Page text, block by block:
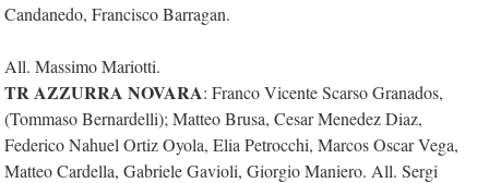
Candanedo, Francisco Barragan.
All. Massimo Mariotti.
TR AZZURRA NOVARA: Franco Vicente Scarso Granados,
(Tommaso Bernardelli); Matteo Brusa, Cesar Menedez Diaz,
Federico Nahuel Ortiz Oyola, Elia Petrocchi, Marcos Oscar Vega,
Matteo Cardella, Gabriele Gavioli, Giorgio Maniero. All. Sergi